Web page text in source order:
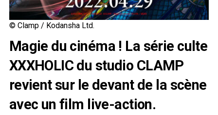
© Clamp / Kodansha Ltd.
Magie du cinéma ! La série culte
XXXHOLIC du studio CLAMP
revient sur le devant de la scène
avec un film live-action.